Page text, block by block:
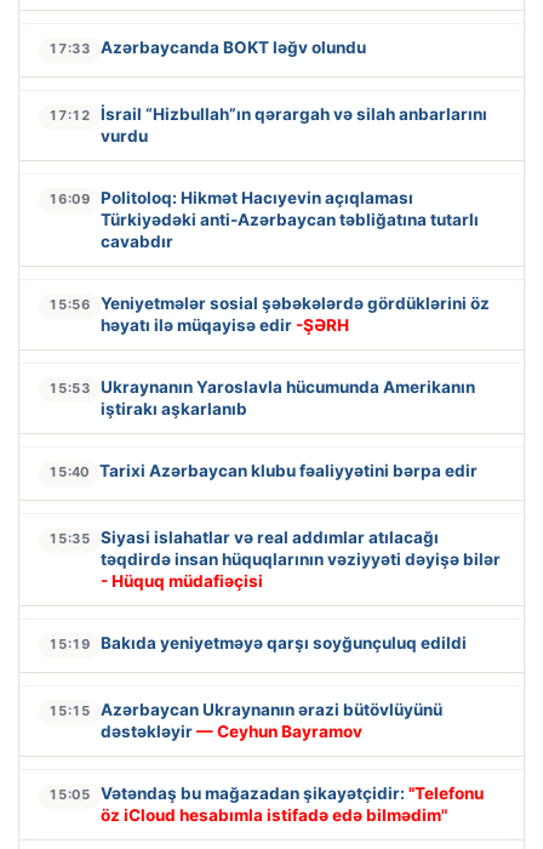
17:33 Azərbaycanda BOKT ləğv olundu
17:12
İsrail “Hizbullah”ın qərargah və silah anbarlarını
vurdu
16:09
Politoloq: Hikmət Hacıyevin açıqlaması
Türkiyədəki anti-Azərbaycan təbliğatına tutarlı
cavabdır
15:56
Yeniyetmələr sosial şəbəkələrdə gördüklərini öz
həyatı ilə müqayisə edir -ŞƏRH
15:53
Ukraynanın Yaroslavla hücumunda Amerikanın
iştirakı aşkarlanıb
15:40 Tarixi Azərbaycan klubu fəaliyyətini bərpa edir
15:35
Siyasi islahatlar və real addımlar atılacağı
təqdirdə insan hüquqlarının vəziyyəti dəyişə bilər
- Hüquq müdafiəçisi
15:19 Bakıda yeniyetməyə qarşı soyğunçuluq edildi
15:15
Azərbaycan Ukraynanın ərazi bütövlüyünü
dəstəkləyir— Ceyhun Bayramov
15:05 Vətəndaş bu mağazadan şikayətçidir: "Telefonu
öz iCloud hesabımla istifadə edə bilmədim"